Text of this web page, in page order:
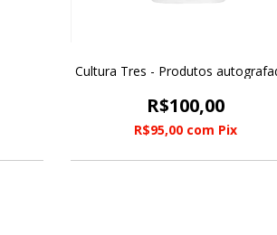
Cultura Tres - Produtos
R$100,00
R$95,00 com Pix